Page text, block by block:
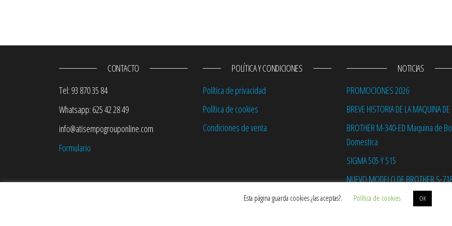
CONTACTO
Tel: 93 870 35 84
Whatsapp: 625 42 28 49
info@atisempogrouponline.com
Formulario
POLÍTICA Y CONDICIONES
Política de privacidad
Política de cookies
Condiciones de venta
NOTICIAS
PROMOCIONES 2026
BREVE HISTORIA DE LA MAQUINA
BROTHER M-340-ED Maquina de
Domestica
SIGMA 505 Y 515
NUEVO MODELO DE BROTHER S-
Esta página guarda cookies ¿las aceptas?. Política de cookies OK